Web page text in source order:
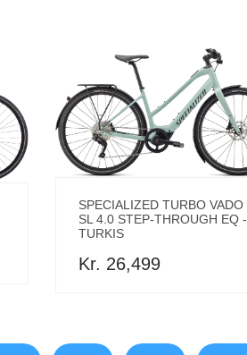
SPECIALIZED TURBO VADO
SL 4.0 STEP-THROUGH EQ -
TURKIS
Kr. 26,499